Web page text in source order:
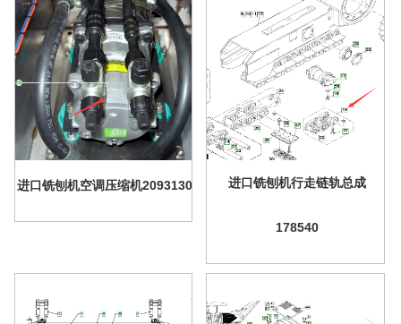
进口铣刨机空调压缩机2093130 进口铣刨机行走链轨总成
178540